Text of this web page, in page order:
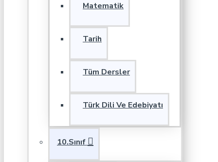
Matematik
Tarih
Tüm Dersler
Türk Dili Ve Edebiyatı
10.Sınıf